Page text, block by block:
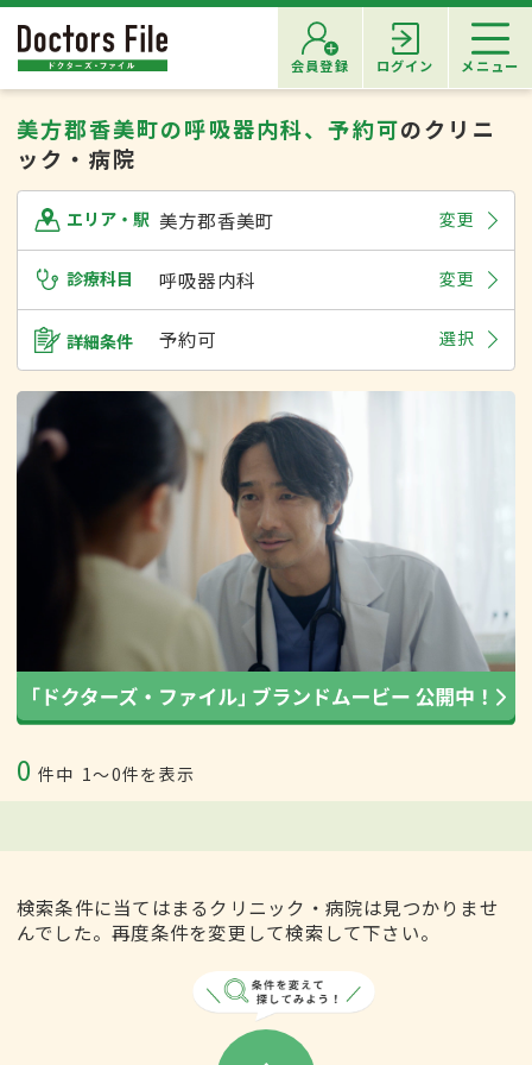
会員登録 ログイン メニュー
美方郡香美町の呼吸器内科、予約可のクリニ
ック・病院
エリア・駅 美方郡香美町 変更
診療科目 呼吸器内科 変更
詳細条件 予約可 選択
0 件中 1〜0件を表示
検索条件に当てはまるクリニック・病院は見つかりませ
んでした。再度条件を変更して検索して下さい。